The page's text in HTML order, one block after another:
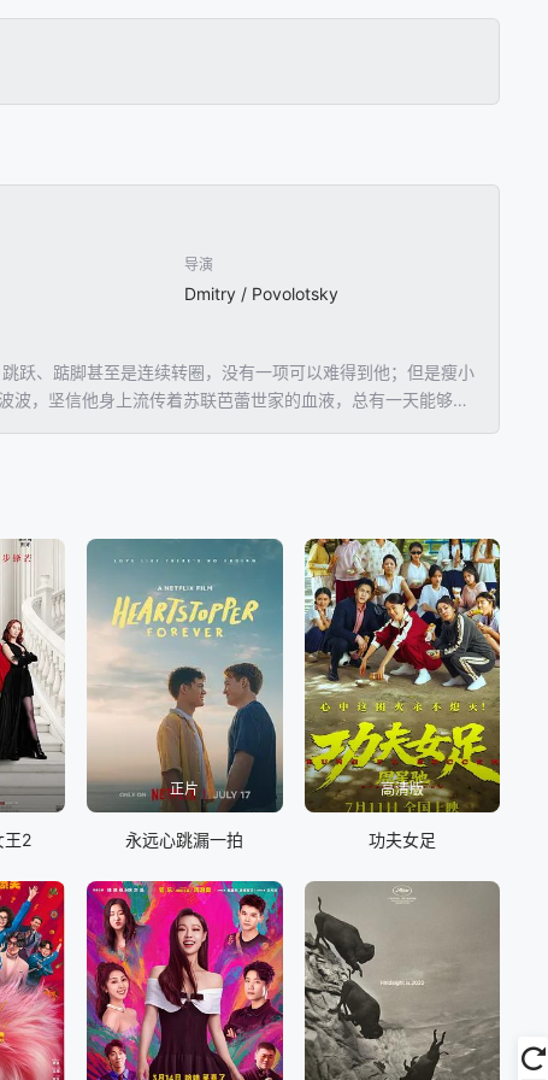
导演
Dmitry / Povolotsky
、踮脚甚至是连续转圈，没有一项可以难得到他；但是瘦小
波，坚信他身上流传着苏联芭蕾世家的血液，总有一天能够成
王2
正片
永远心跳漏一拍
高清版
功夫女足